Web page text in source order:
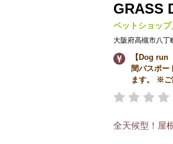
GRASS
ペットショッ
大阪府高槻市八丁
【Dog run
間パスポー
ます。 ※ご
全天候型！屋